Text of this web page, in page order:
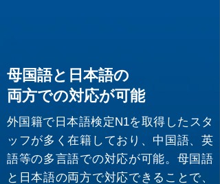
母国語と日本語の
両方での対応が可能
外国籍で日本語検定N1を取得したスタ
ッフが多く在籍しており、中国語、英
語等の多言語での対応が可能。母国語
と日本語の両方で対応できることで、